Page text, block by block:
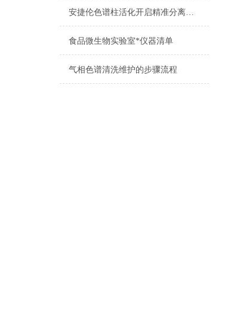
安捷伦色谱柱活化开启精准分离的关键序章
食品微生物实验室*仪器清单
气相色谱清洗维护的步骤流程